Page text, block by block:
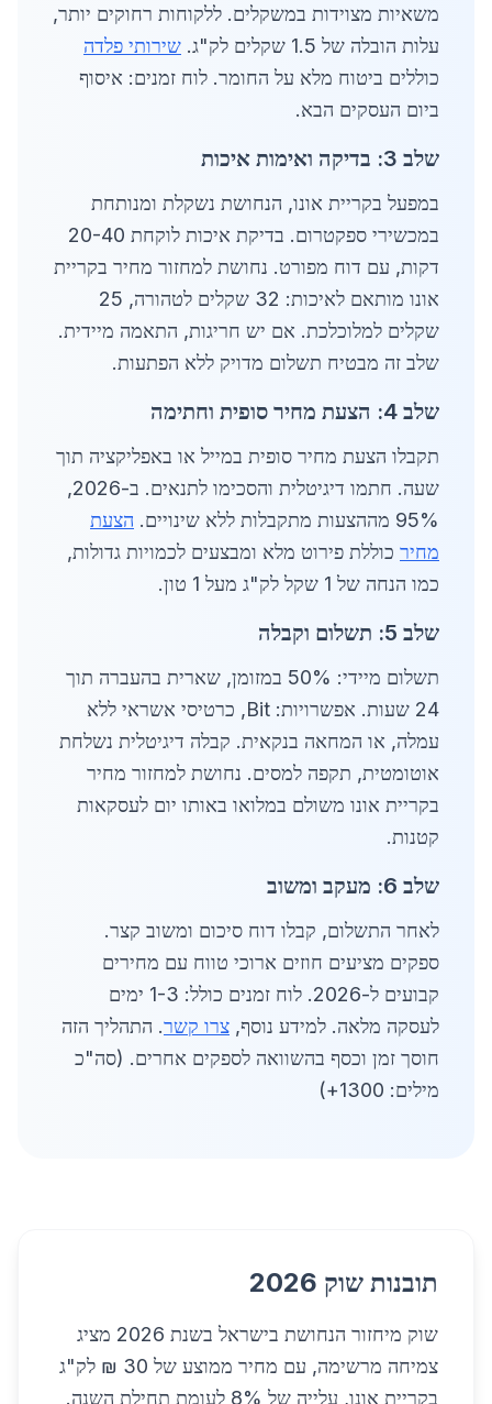
משאיות מצוידות במשקלים. ללקוחות רחוקים יותר,
עלות הובלה של 1.5 שקלים לק"ג.
שירותי פלדה
כוללים ביטוח מלא על החומר. לוח זמנים: איסוף
ביום העסקים הבא.
שלב 3: בדיקה ואימות איכות
במפעל בקריית אונו, הנחושת נשקלת ומנותחת
במכשירי ספקטרום. בדיקת איכות לוקחת 20-40
דקות, עם דוח מפורט. נחושת למחזור מחיר בקריית
אונו מותאם לאיכות: 32 שקלים לטהורה, 25
שקלים למלוכלכת. אם יש חריגות, התאמה מיידית.
שלב זה מבטיח תשלום מדויק ללא הפתעות.
שלב 4: הצעת מחיר סופית וחתימה
תקבלו הצעת מחיר סופית במייל או באפליקציה תוך
שעה. חתמו דיגיטלית והסכימו לתנאים. ב-2026,
95% מההצעות מתקבלות ללא שינויים.
הצעת
מחיר כוללת פירוט מלא ומבצעים לכמויות גדולות,
כמו הנחה של 1 שקל לק"ג מעל 1 טון.
שלב 5: תשלום וקבלה
תשלום מיידי: 50% במזומן, שארית בהעברה תוך
24 שעות. אפשרויות: Bit, כרטיסי אשראי ללא
עמלה, או המחאה בנקאית. קבלה דיגיטלית נשלחת
אוטומטית, תקפה למסים. נחושת למחזור מחיר
בקריית אונו משולם במלואו באותו יום לעסקאות
קטנות.
שלב 6: מעקב ומשוב
לאחר התשלום, קבלו דוח סיכום ומשוב קצר.
ספקים מציעים חוזים ארוכי טווח עם מחירים
קבועים ל-2026. לוח זמנים כולל: 1-3 ימים
לעסקה מלאה. למידע נוסף, צרו קשר. התהליך הזה
חוסך זמן וכסף בהשוואה לספקים אחרים. (סה"כ
מילים: 1300+)
תובנות שוק 2026
שוק מיחזור הנחושת בישראל בשנת 2026 מציג
צמיחה מרשימה, עם מחיר ממוצע של 30 ₪ לק"ג
בקריית אונו, עלייה של 8% לעומת תחילת השנה.